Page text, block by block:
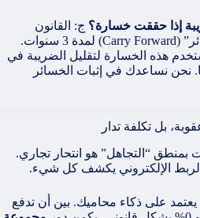
ج: القانون
الكويتي يسمح بـ “ترحيل الخسائر” (Carry Forward) لمدة 3 سنوات.
هذه الخسارة لتقليل الضريبة في
نحن نساعدك في إثبات الخسائر
بل تكلفة تدار
بمنطق “التجاهل” هو انتحار تجاري.
الإلكتروني يكشف كل شيء.
يعتمد على ذكاء محاميك. بين أن تدفع